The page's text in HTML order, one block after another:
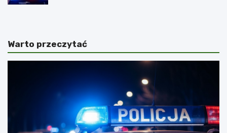
Warto przeczytać